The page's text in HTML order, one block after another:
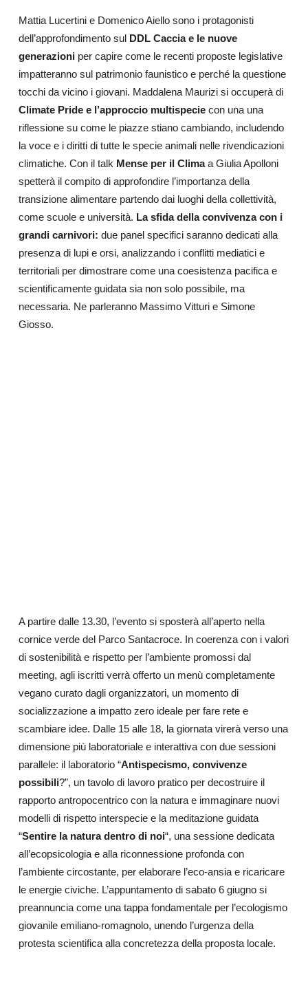
Mattia Lucertini e Domenico Aiello sono i protagonisti
dell’approfondimento sul DDL Caccia e le nuove
generazioni per capire come le recenti proposte legislative
impatteranno sul patrimonio faunistico e perché la questione
tocchi da vicino i giovani. Maddalena Maurizi si occuperà di
Climate Pride e l’approccio multispeciecon una una
riflessione su come le piazze stiano cambiando, includendo
la voce e i diritti di tutte le specie animali nelle rivendicazioni
climatiche. Con il talk Mense per il Climaa Giulia Apolloni
spetterà il compito di approfondire l’importanza della
transizione alimentare partendo dai luoghi della collettività,
come scuole e università. La sfida della convivenza con i
grandi carnivori: due panel specifici saranno dedicati alla
presenza di lupi e orsi, analizzando i conflitti mediatici e
territoriali per dimostrare come una coesistenza pacifica e
scientificamente guidata sia non solo possibile, ma
necessaria. Ne parleranno Massimo Vitturi e Simone
Giosso.
A partire dalle 13.30, l’evento si sposterà all’aperto nella
cornice verde del Parco Santacroce. In coerenza con i valori
di sostenibilità e rispetto per l’ambiente promossi dal
meeting, agli iscritti verrà offerto un menù completamente
vegano curato dagli organizzatori, un momento di
socializzazione a impatto zero ideale per fare rete e
scambiare idee. Dalle 15 alle 18, la giornata virerà verso una
dimensione più laboratoriale e interattiva con due sessioni
parallele: il laboratorio “Antispecismo, convivenze
possibili?”, un tavolo di lavoro pratico per decostruire il
rapporto antropocentrico con la natura e immaginare nuovi
modelli di rispetto interspecie e la meditazione guidata
“Sentire la natura dentro di noi“, una sessione dedicata
all’ecopsicologia e alla riconnessione profonda con
l’ambiente circostante, per elaborare l’eco-ansia e ricaricare
le energie civiche. L’appuntamento di sabato 6 giugno si
preannuncia come una tappa fondamentale per l’ecologismo
giovanile emiliano-romagnolo, unendo l’urgenza della
protesta scientifica alla concretezza della proposta locale.